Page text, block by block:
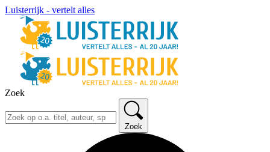
Luisterrijk - vertelt alles
Zoek
Zoek